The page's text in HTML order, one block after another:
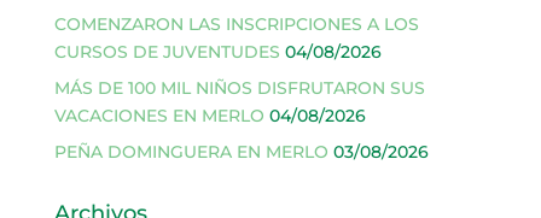
COMENZARON LAS INSCRIPCIONES A LOS
CURSOS DE JUVENTUDES 04/08/2026
MÁS DE 100 MIL NIÑOS DISFRUTARON SUS
VACACIONES EN MERLO 04/08/2026
PEÑA DOMINGUERA EN MERLO 03/08/2026
Archivos